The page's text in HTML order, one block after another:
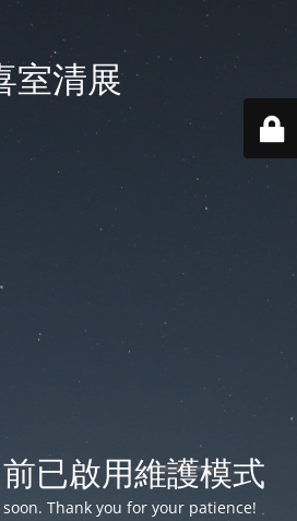
室清展
已啟用維護模式
Thank you for your patience!